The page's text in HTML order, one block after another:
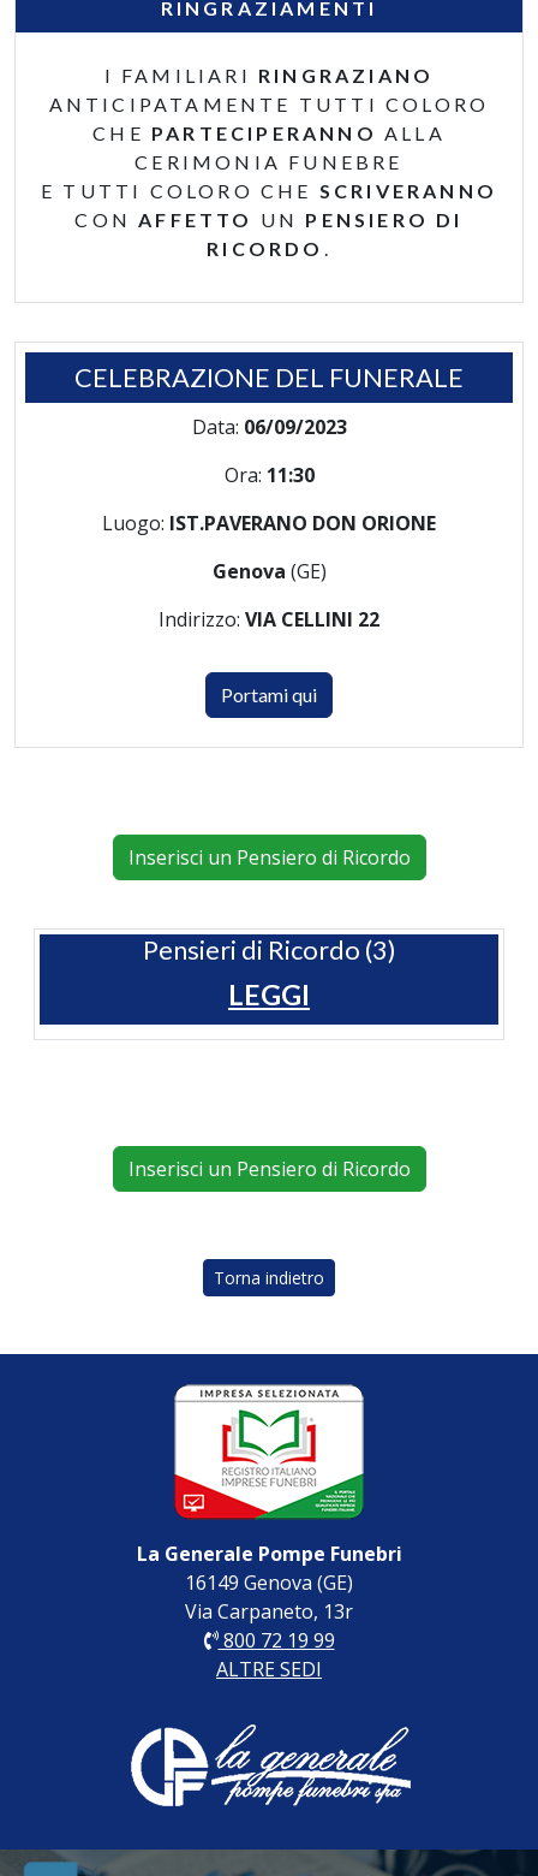
RINGRAZIAMENTI
I FAMILIARI RINGRAZIANO
ANTICIPATAMENTE TUTTI COLORO
CHE PARTECIPERANNO ALLA
CERIMONIA FUNEBRE
E TUTTI COLORO CHE SCRIVERANNO
CONAFFETTO UN PENSIERO DI
RICORDO .
CELEBRAZIONE DEL FUNERALE
Data: 06/09/2023
Ora: 11:30
Luogo: IST.PAVERANO DON ORIONE
Genova (GE)
Indirizzo: VIA CELLINI 22
Portami qui
Inserisci un Pensiero di Ricordo
Pensieri di Ricordo (3)
LEGGI
Inserisci un Pensiero di Ricordo
Torna indietro
La Generale Pompe Funebri
16149 Genova (GE)
Via Carpaneto, 13r
800 72 19 99
ALTRE SEDI